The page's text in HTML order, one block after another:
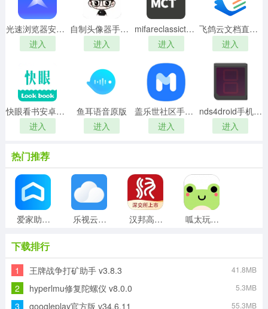
光速浏览器安卓直装版
进入
自制头像器手机免费版
进入
mifareclassictool原版
进入
飞鸽云文档直装版
进入
快眼看书安卓官方版
进入
鱼耳语音原版
进入
盖乐世社区手机最新版
进入
nds4droid手机正版
进入
热门推荐
爱家助手免费原版 乐视云盘通用版 汉邦高科彩虹云安卓版 呱太玩手机免费版
搜狗导航安卓版 随记备忘录安卓官方版
下载排行
1 王牌战争打矿助手 v3.8.3 41.8MB
2 hyperlmu修复陀螺仪 v8.0.0 5.3MB
3 googleplay官方版 v34.6.11 55.3MB